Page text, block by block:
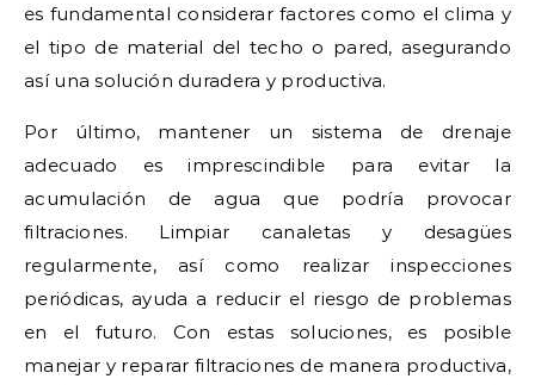
es fundamental considerar factores como el clima y
el tipo de material del techo o pared, asegurando
así una solución duradera y productiva.
Por último, mantener un sistema de drenaje
adecuado es imprescindible para evitar la
acumulación de agua que podría provocar
filtraciones. Limpiar canaletas y desagües
regularmente, así como realizar inspecciones
periódicas, ayuda a reducir el riesgo de problemas
en el futuro. Con estas soluciones, es posible
manejar y reparar filtraciones de manera productiva,